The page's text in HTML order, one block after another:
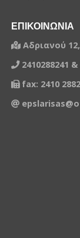
ΕΠΙΚΟΙΝΩΝΙΑ
Αδριανού
2410288241 &
fax: 2410